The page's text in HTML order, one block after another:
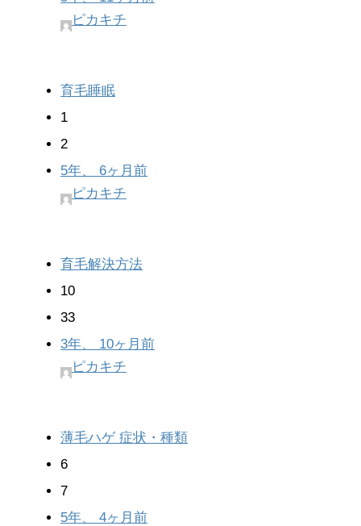
ピカキチ
育毛睡眠
1
2
5年、 6ヶ月前
ピカキチ
育毛解決方法
10
33
3年、 10ヶ月前
ピカキチ
薄毛ハゲ 症状・種類
6
7
5年、 4ヶ月前